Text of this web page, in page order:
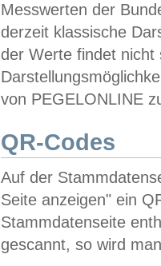
Messwerten der
derzeit klassische
der Werte findet
von PEGELONLINE
QR-Codes
Auf der
Seite anzeigen" ein
Stammdatenseite
gescannt, so wird